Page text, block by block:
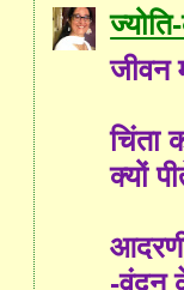
जीवन
चिंता
क्यों
-वंदन